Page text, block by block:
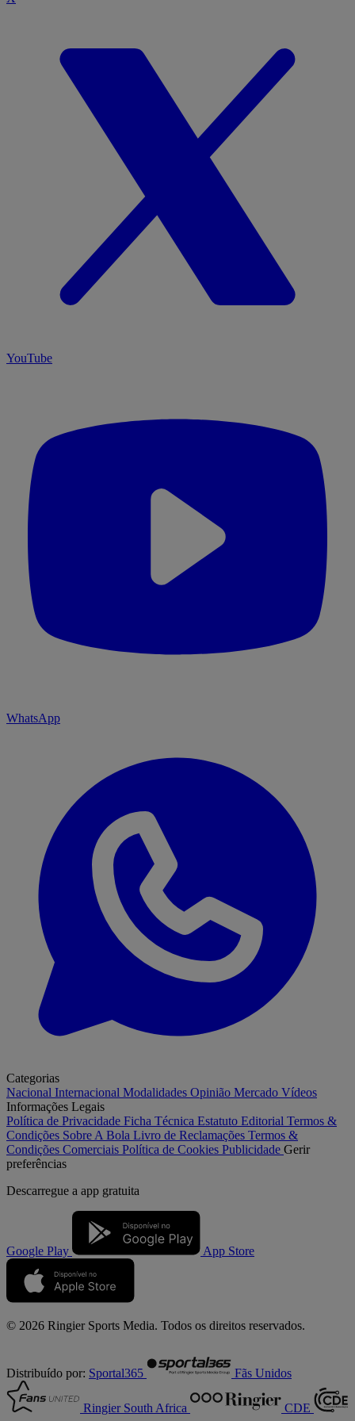
YouTube
WhatsApp
Categorias
Nacional Internacional Modalidades Opinião Mercado Vídeos
Informações Legais
Política de Privacidade Ficha Técnica Estatuto Editorial Termos &
Condições Sobre A Bola Livro de Reclamações Termos &
Condições Comerciais Política de Cookies Publicidade Gerir
preferências
Descarregue a app gratuita
Google Play App Store
© 2026 Ringier Sports Media. Todos os direitos reservados.
Distribuído por: Sportal365 Fãs Unidos
Ringier South Africa CDE